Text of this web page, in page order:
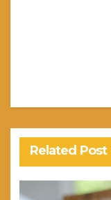
Related Post